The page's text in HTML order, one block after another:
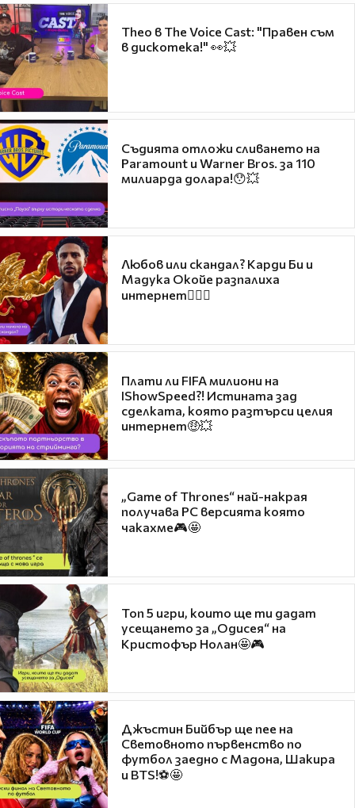
Theo в The Voice Cast: "Правен съм
в дискотека!" 👀💥
Съдията отложи сливането на
Paramount и Warner Bros. за 110
милиарда долара!😯💥
Любов или скандал? Карди Би и
Мадука Окойе разпалиха
интернет❤️‍🔥🔥
Плати ли FIFA милиони на
IShowSpeed?! Истината зад
сделката, която разтърси целия
интернет🤑💥
„Game of Thrones“ най-накрая
получава PC версията която
чакахме🎮🤩
Топ 5 игри, които ще ти дадат
усещането за „Одисея“ на
Кристофър Нолан🤩🎮
Джъстин Бийбър ще пее на
Световното първенство по
футбол заедно с Мадона, Шакира
и BTS!⚽🤩